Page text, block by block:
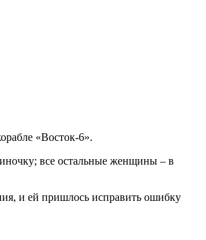
«Восток-6».
все остальные женщины – в
и ей пришлось исправить ошибку